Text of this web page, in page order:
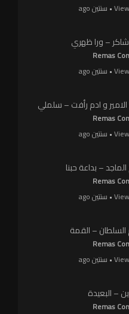
– ورا ظهري
Remas
و ادم رأفت – سلملي
Remas
– بداعة حبنا
Remas
– القمة
Remas
– البعيدة
Remas